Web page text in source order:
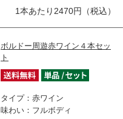
1本あたり2470円（税込）
ボルドー周遊赤ワイン４本セッ
ト
タイプ：赤ワイン
味わい：フルボディ